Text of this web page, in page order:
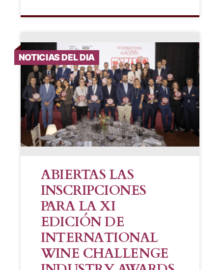
NOTICIAS DEL DIA
ABIERTAS LAS
INSCRIPCIONES
PARA LA XI
EDICIÓN DE
INTERNATIONAL
WINE CHALLENGE